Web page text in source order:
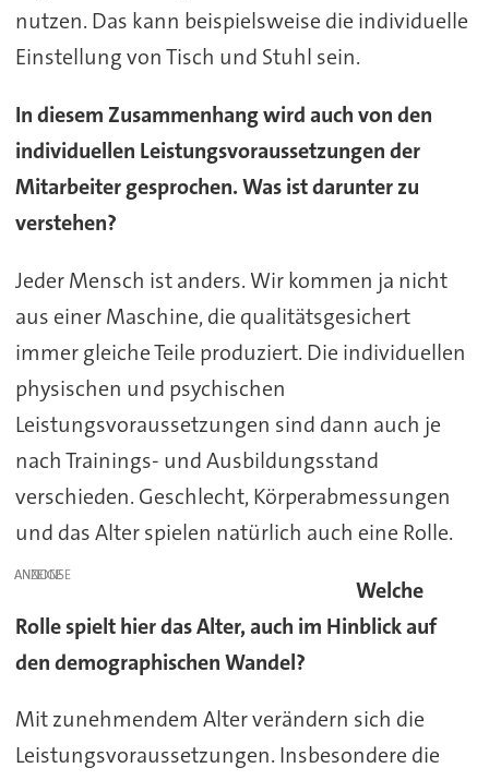
nutzen. Das kann beispielsweise die individuelle
Einstellung von Tisch und Stuhl sein.
In diesem Zusammenhang wird auch von den
individuellen Leistungsvoraussetzungen der
Mitarbeiter gesprochen. Was ist darunter zu
verstehen?
Jeder Mensch ist anders. Wir kommen ja nicht
aus einer Maschine, die qualitätsgesichert
immer gleiche Teile produziert. Die individuellen
physischen und psychischen
Leistungsvoraussetzungen sind dann auch je
nach Trainings- und Ausbildungsstand
verschieden. Geschlecht, Körperabmessungen
und das Alter spielen natürlich auch eine Rolle.
ANZEIGE
Welche
Rolle spielt hier das Alter, auch im Hinblick auf
den demographischen Wandel?
Mit zunehmendem Alter verändern sich die
Leistungsvoraussetzungen. Insbesondere die